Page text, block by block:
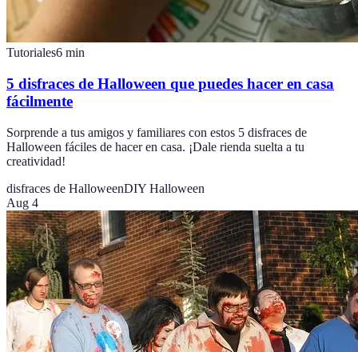
Tutoriales6 min
5 disfraces de Halloween que puedes hacer en casa
fácilmente
Sorprende a tus amigos y familiares con estos 5 disfraces de
Halloween fáciles de hacer en casa. ¡Dale rienda suelta a tu
creatividad!
disfraces de HalloweenDIY Halloween
Aug 4